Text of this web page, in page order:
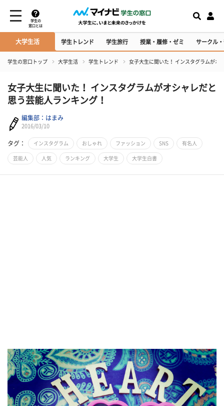
学生の
窓口とは
大学生活 学生トレンド 学生旅行 授業・履修・ゼミ サークル
学生の窓口トップ 大学生活 学生トレンド 女子大生に聞いた！ インスタグラムがオ
女子大生に聞いた！ インスタグラムがオシャレだと
思う芸能人ランキング！
編集部：はまみ
2016/03/10
タグ： インスタグラム おしゃれ ファッション SNS 有名人
芸能人 人気 ランキング 大学生 大学生白書